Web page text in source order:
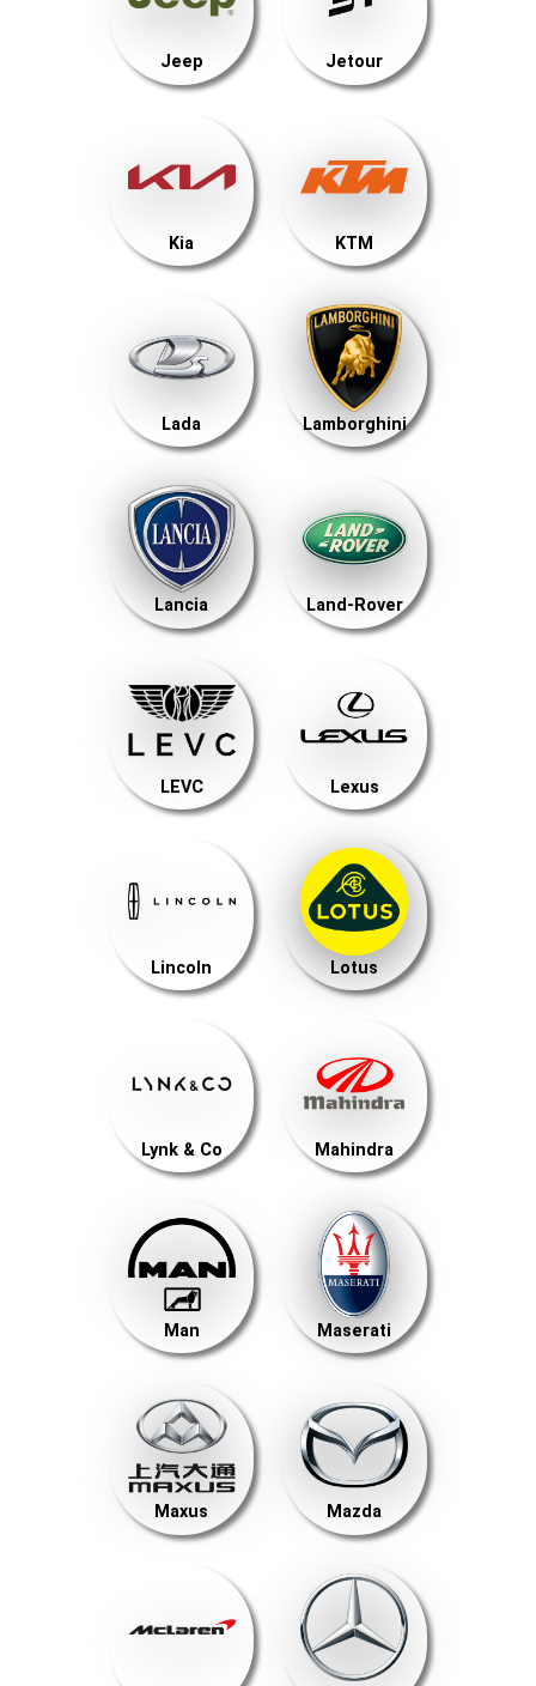
Jeep Jetour
Kia KTM
Lada Lamborghini
Lancia Land-Rover
LEVC Lexus
Lincoln Lotus
Lynk & Co Mahindra
Man Maserati
Maxus Mazda